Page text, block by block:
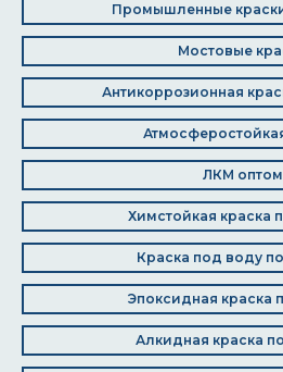
Промышленные
Мостовые
Антикоррозионная
ЛКМ оптом
Химстойкая краска
Краска под воду
Эпоксидная краска
Алкидная краска